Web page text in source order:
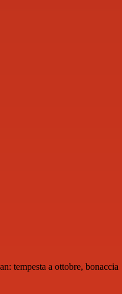
tempesta a ottobre, bonaccia